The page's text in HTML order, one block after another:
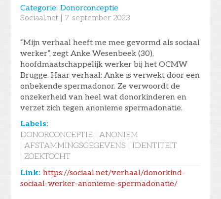
Categorie: Donorconceptie
Sociaal.net
7 september 2023
“Mijn verhaal heeft me mee gevormd als sociaal
werker”, zegt Anke Wesenbeek (30),
hoofdmaatschappelijk werker bij het OCMW
Brugge. Haar verhaal: Anke is verwekt door een
onbekende spermadonor. Ze verwoordt de
onzekerheid van heel wat donorkinderen en
verzet zich tegen anonieme spermadonatie.
Labels:
DONORCONCEPTIE
ANONIEM
AFSTAMMINGSGEGEVENS
IDENTITEIT
ZOEKTOCHT
Link: https://sociaal.net/verhaal/donorkind-
sociaal-werker-anonieme-spermadonatie/